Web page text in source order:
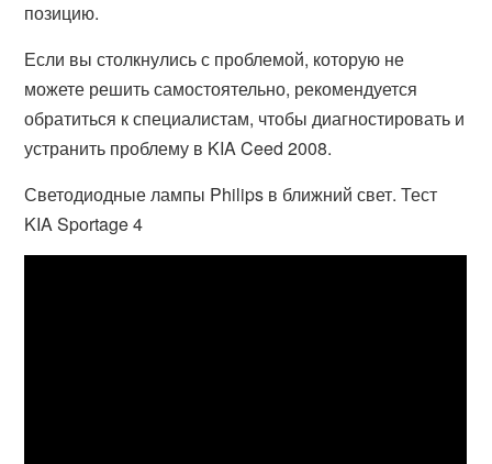
позицию.
Если вы столкнулись с проблемой, которую не
можете решить самостоятельно, рекомендуется
обратиться к специалистам, чтобы диагностировать и
устранить проблему в KIA Ceed 2008.
Светодиодные лампы Philips в ближний свет. Тест
KIA Sportage 4